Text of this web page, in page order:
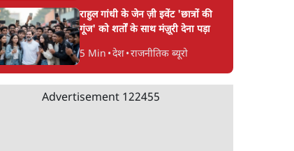
राहुल गांधी के जेन ज़ी इवेंट 'छात्रों की
गूंज' को शर्तों के साथ मंज़ूरी देना पड़ा
5 Min •देश•राजनीतिक ब्यूरो
Advertisement 122455